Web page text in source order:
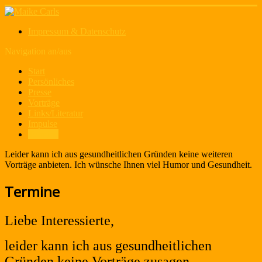
Impressum & Datenschutz
Navigation an/aus
Start
Persönliches
Presse
Vorträge
Links/Literatur
Impulse
Leider kann ich aus gesundheitlichen Gründen keine weiteren
Vorträge anbieten. Ich wünsche Ihnen viel Humor und Gesundheit.
Termine
Liebe Interessierte,
leider kann ich aus gesundheitlichen